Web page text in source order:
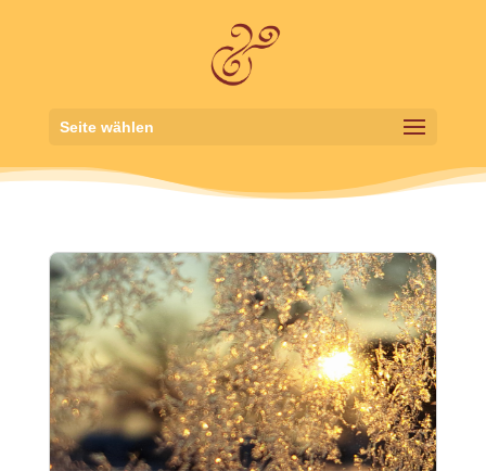
Seite wählen